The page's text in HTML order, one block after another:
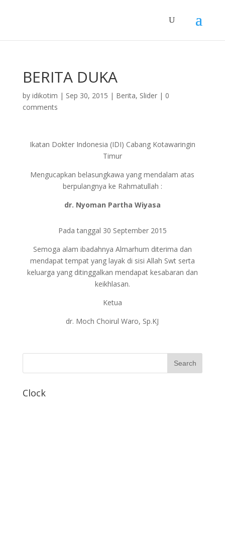
BERITA DUKA
by idikotim | Sep 30, 2015 | Berita, Slider| 0
comments
Ikatan Dokter Indonesia (IDI) Cabang Kotawaringin
Timur
Mengucapkan belasungkawa yang mendalam atas
berpulangnya ke Rahmatullah :
dr. Nyoman Partha Wiyasa
Pada tanggal 30 September 2015
Semoga alam ibadahnya Almarhum diterima dan
mendapat tempat yang layak di sisi Allah Swt serta
keluarga yang ditinggalkan mendapat kesabaran dan
keikhlasan.
Ketua
dr. Moch Choirul Waro, Sp.KJ
Clock